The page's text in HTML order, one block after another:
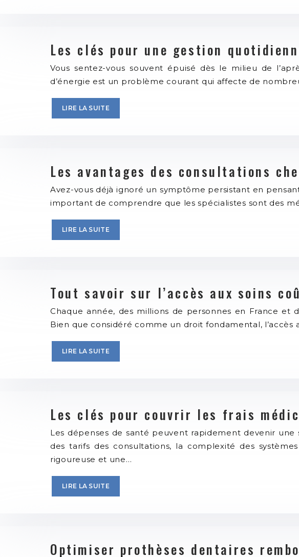
Les clés pour une gestion
Vous sentez-vous souvent épuisé dès le milieu de
d’énergie est un problème courant qui affecte de
LIRE LA SUITE
Les avantages des consultations
Avez-vous déjà ignoré un symptôme persistant en
important de comprendre que les spécialistes sont des
LIRE LA SUITE
Tout savoir sur l’accès aux soins
Chaque année, des millions de personnes en France et
Bien que considéré comme un droit fondamental,
LIRE LA SUITE
Les clés pour couvrir les frais
Les dépenses de santé peuvent rapidement devenir
des tarifs des consultations, la complexité des
rigoureuse et une…
LIRE LA SUITE
Optimiser prothèses dentaires